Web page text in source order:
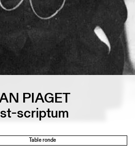
PIAGET
scriptum
Table ronde